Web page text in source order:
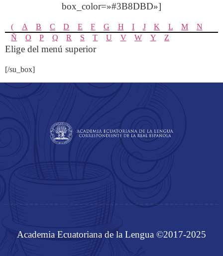
box_color=»#3B8DBD»]
( A B C D E F G H I J K L M
N
Ñ
O P Q R S T U V W Y Z
Elige del menú superior
[/su_box]
Academia Ecuatoriana de la Lengua ©2017-2025